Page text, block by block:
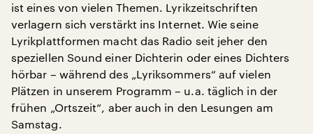
ist eines von vielen Themen. Lyrikzeitschriften
verlagern sich verstärkt ins Internet. Wie seine
Lyrikplattformen macht das Radio seit jeher den
speziellen Sound einer Dichterin oder eines Dichters
hörbar – während des „Lyriksommers“ auf vielen
Plätzen in unserem Programm – u.a. täglich in der
frühen „Ortszeit“, aber auch in den Lesungen am
Samstag.